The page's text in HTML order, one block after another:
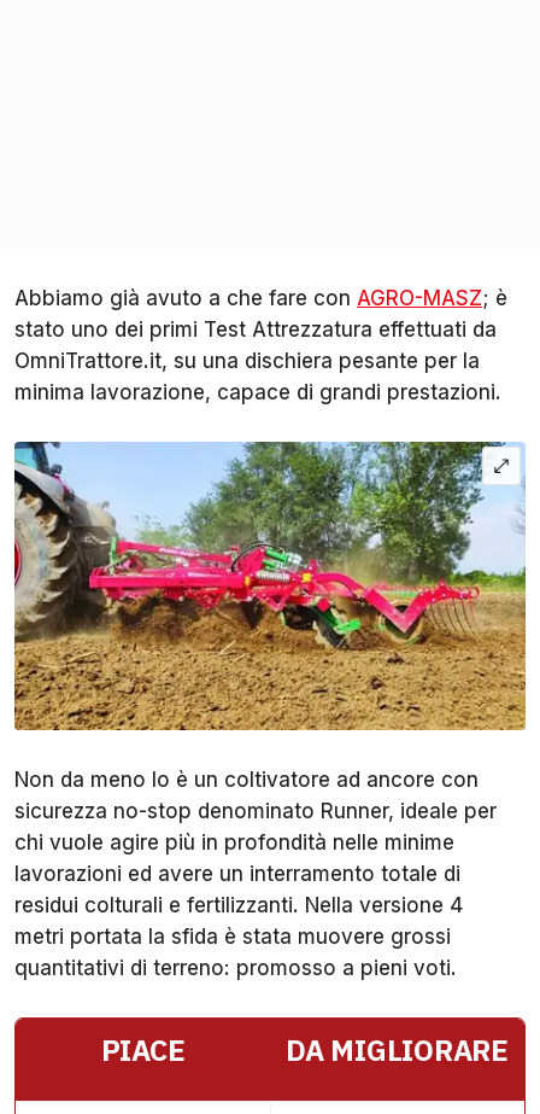
Abbiamo già avuto a che fare con AGRO-MASZ; è
stato uno dei primi Test Attrezzatura effettuati da
OmniTrattore.it, su una dischiera pesante per la
minima lavorazione, capace di grandi prestazioni.
Non da meno lo è un coltivatore ad ancore con
sicurezza no-stop denominato Runner, ideale per
chi vuole agire più in profondità nelle minime
lavorazioni ed avere un interramento totale di
residui colturali e fertilizzanti. Nella versione 4
metri portata la sfida è stata muovere grossi
quantitativi di terreno: promosso a pieni voti.
PIACE DA MIGLIORARE